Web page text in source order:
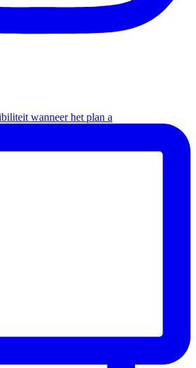
wanneer het plan a